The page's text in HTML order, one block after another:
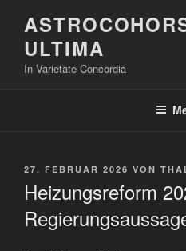
Inhalt
springenULTIMA
In Varietate Concordia
VERÖFFENTLICHT
27. FEBRUAR 2026 VON
Heizungsreform